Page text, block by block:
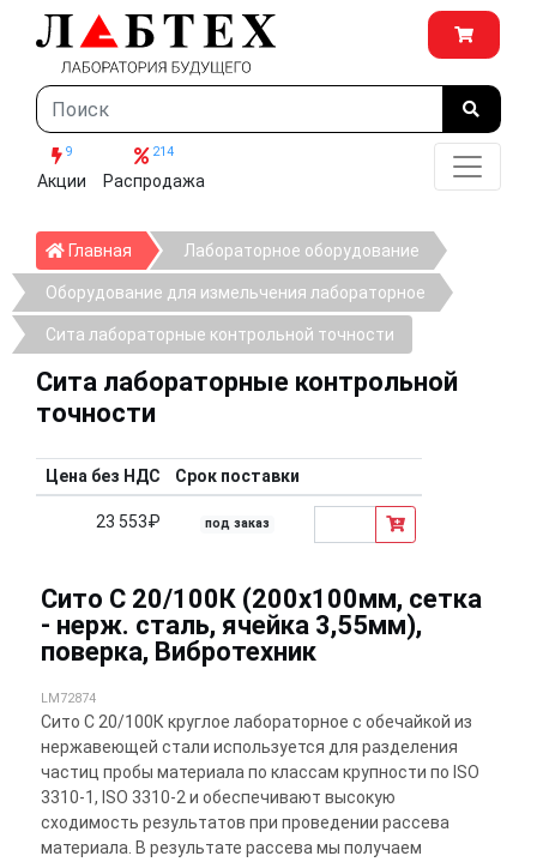
9
Акции
214
Распродажа
Главная ГлавнаяЛабораторное оборудование
Оборудование для измельчения лабораторное
Сита лабораторные контрольной точности
Сита лабораторные контрольной
точности
Цена без НДС Срок поставки
23 553₽ под заказ
Сито С 20/100К (200х100мм, сетка
- нерж. сталь, ячейка 3,55мм),
поверка, Вибротехник
LM72874
Сито С 20/100К круглое лабораторное с обечайкой из
нержавеющей стали используется для разделения
частиц пробы материала по классам крупности по ISO
3310-1, ISO 3310-2 и обеспечивают высокую
сходимость результатов при проведении рассева
материала. В результате рассева мы получаем